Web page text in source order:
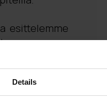
Details
esittelemme
ja